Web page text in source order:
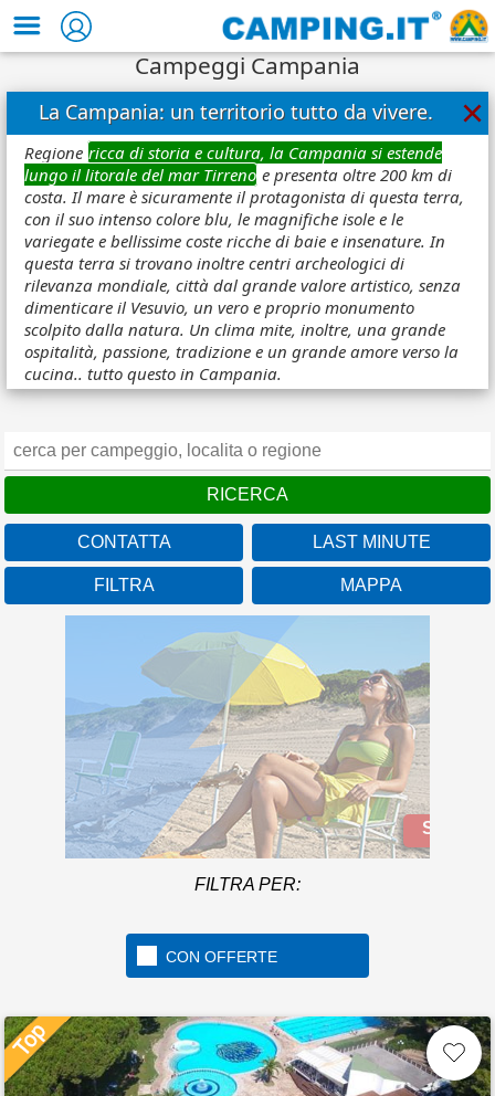
Campeggi Campania
La Campania: un territorio tutto da vivere. ×
Regione ricca di storia e cultura, la Campania si estende
lungo il litorale del mar Tirreno e presenta oltre 200 km di
costa. Il mare è sicuramente il protagonista di questa terra,
con il suo intenso colore blu, le magnifiche isole e le
variegate e bellissime coste ricche di baie e insenature. In
questa terra si trovano inoltre centri archeologici di
rilevanza mondiale, città dal grande valore artistico, senza
dimenticare il Vesuvio, un vero e proprio monumento
scolpito dalla natura. Un clima mite, inoltre, una grande
ospitalità, passione, tradizione e un grande amore verso la
cucina.. tutto questo in Campania.
CONTATTA LAST MINUTE
FILTRA MAPPA
Camping Baia Domizia
Campania
Con un frontemare di oltre
1 Km nella splendida
cornice del Golfo di Gaeta
Scopri di più
FILTRA PER:
CON OFFERTE